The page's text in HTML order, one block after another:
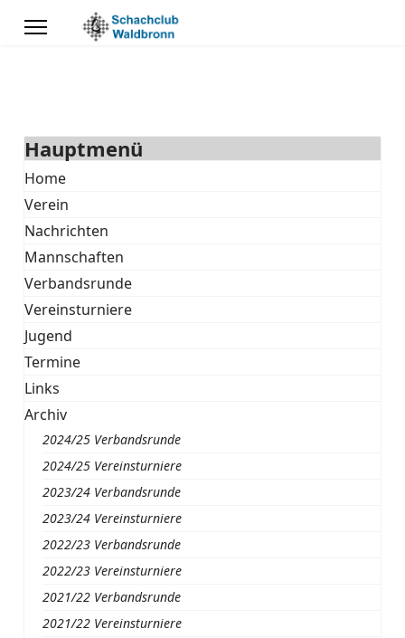
Hauptmenü
Home
Verein
Nachrichten
Mannschaften
Verbandsrunde
Vereinsturniere
Jugend
Termine
Links
Archiv
2024/25 Verbandsrunde
2024/25 Vereinsturniere
2023/24 Verbandsrunde
2023/24 Vereinsturniere
2022/23 Verbandsrunde
2022/23 Vereinsturniere
2021/22 Verbandsrunde
2021/22 Vereinsturniere